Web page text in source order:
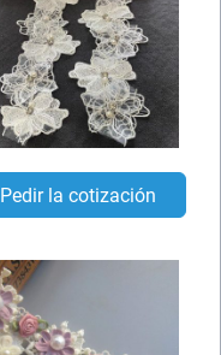
Pedir la cotización